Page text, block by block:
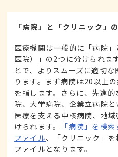
「病院」と「クリニック」
医療機関は一般的に「病院」
医院）」の2つに分けられま
とで、よりスムーズに適切
ります。まず病院は20以上
を指します。さらに、先進
院、大学病院、企業立病院
医療を支える中核病院、地
けられます。
「病院」を検
ファイル、「クリニック」を
ファイルとなります。